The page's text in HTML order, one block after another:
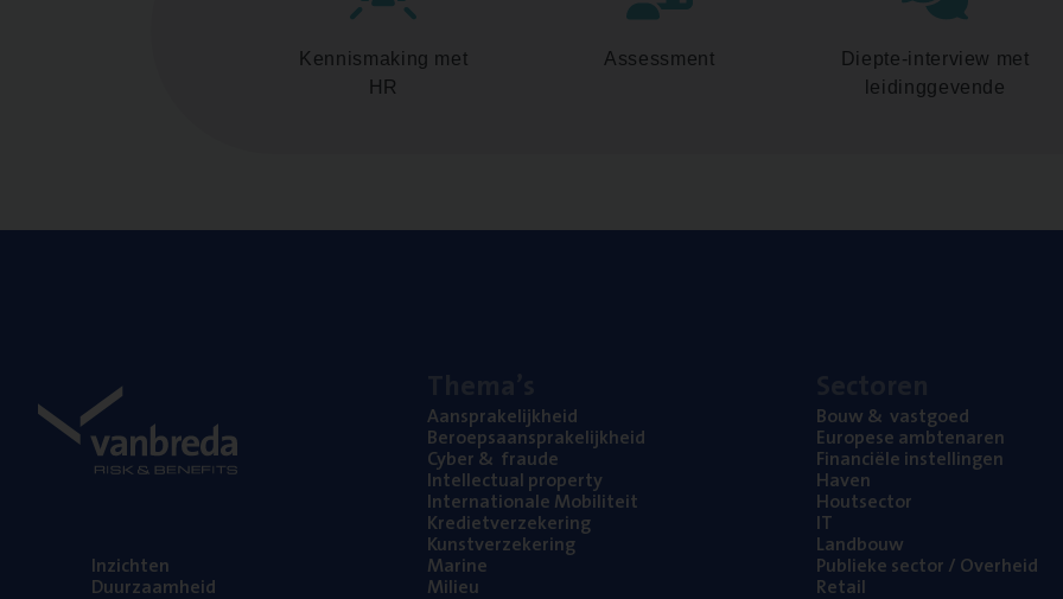
Kennismaking met
HR
Assessment
Diepte-interview met
leidinggevende
Inzich­ten
Duur­zaam­heid
Aan­spra­ke­lijk­heid
Beroeps­aan­spra­ke­lijk­heid
Cyber& fraude
Intel­lec­tu­al property
Inter­na­ti­o­na­le Mobiliteit
Kre­diet­ver­ze­ke­ring
Kunst­ver­ze­ke­ring
Mari­ne
Mili­eu
Bouw& vastgoed
Euro­pe­se ambtenaren
Finan­ci­ë­le instellingen
Haven
Hout­sec­tor
IT
Land­bouw
Publie­ke sec­tor / Overheid
Retail